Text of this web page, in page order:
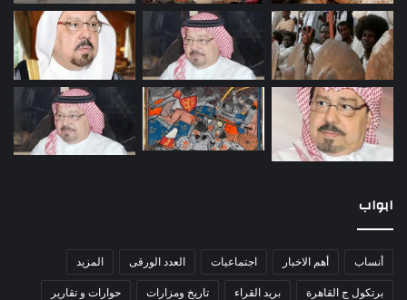
ابواب
أنساب أهم الاخبار اجتماعيات العدد الورقى المزيد
برتكول ج القاهرة بريد القراء تاريخ ومزارات حوارات و تقارير